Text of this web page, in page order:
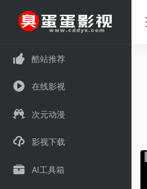
酷站推荐
在线影视
次元动漫
影视下载
AI工具箱